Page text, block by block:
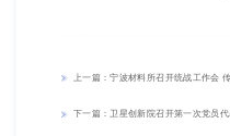
上一篇：宁波材料所召开统战工作会
下一篇： 卫星创新院召开第一次党员